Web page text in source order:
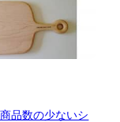
品数の少ないシ